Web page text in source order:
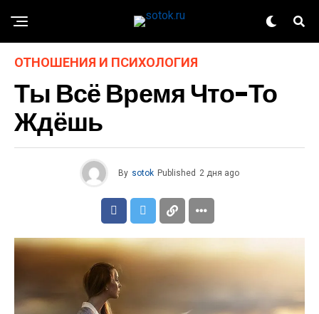
ОТНОШЕНИЯ И ПСИХОЛОГИЯ
Ты Всё Время Что-То
Ждёшь
By sotok Published 2 дня ago